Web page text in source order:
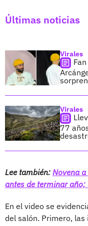
Últimas noticias
Virales
Virales
77
Lee también: Novena
antes de terminar
En el video se
del salón. Primero,